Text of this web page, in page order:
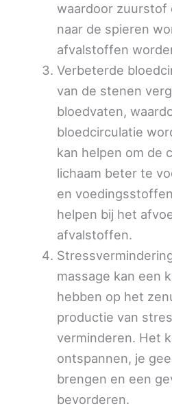
waardoor
naar de spieren
afvalstoffen
Verbeterde
van de stenen
bloedvaten,
bloedcirculatie
kan helpen om de
lichaam beter te
en
helpen bij het
afvalstoffen.
massage kan een
hebben op het
productie van
verminderen. Het
ontspannen, je
brengen en een
bevorderen.